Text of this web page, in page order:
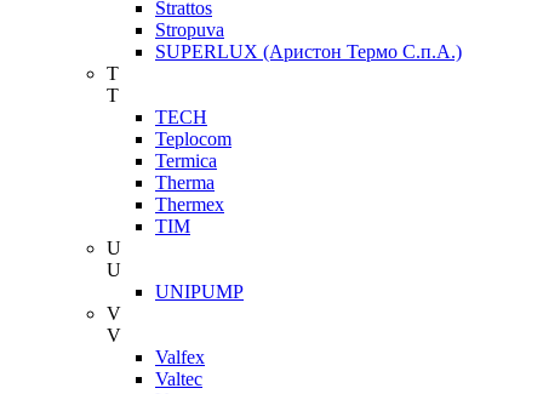
Strattos
Stropuva
SUPERLUX (Аристон Термо С.п.А.)
T
T
TECH
Teplocom
Termica
Therma
Thermex
TIM
U
U
UNIPUMP
V
V
Valfex
Valtec